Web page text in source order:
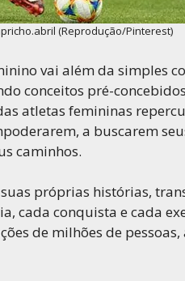
(Reprodução/Pinterest)
vai além da simples
conceitos pré-
atletas femininas
a buscarem
caminhos.
próprias histórias,
cada conquista e cada
de milhões de